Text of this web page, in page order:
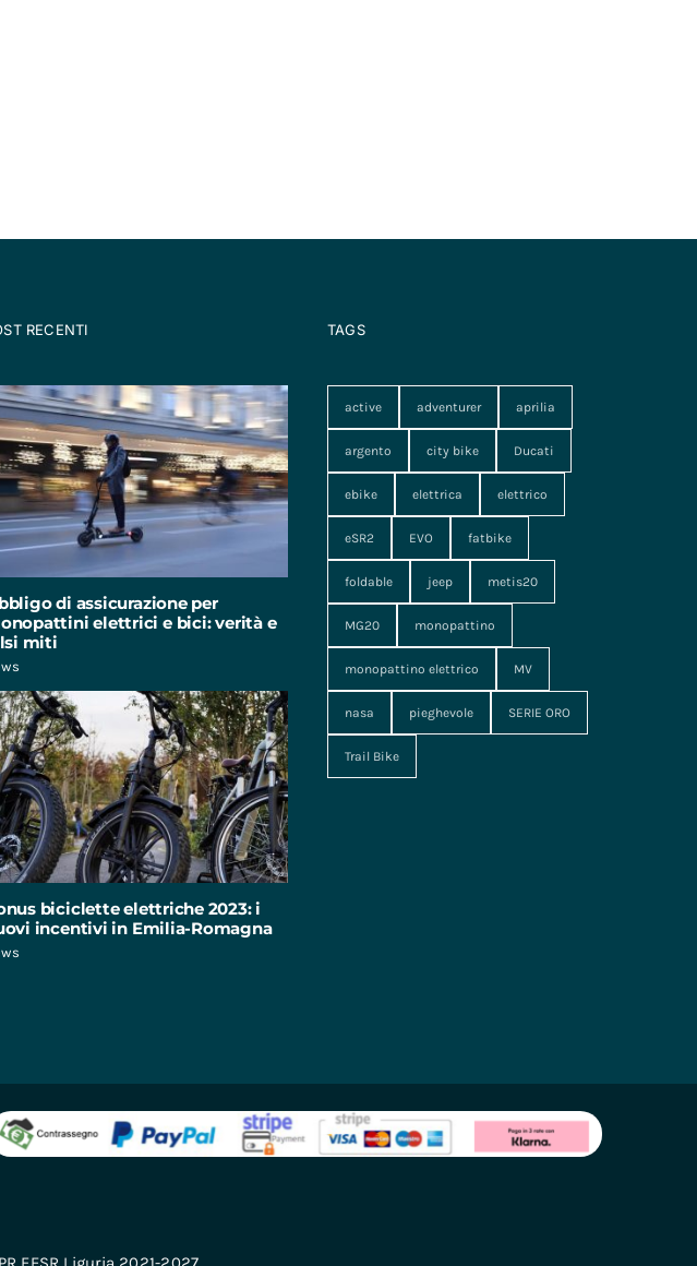
RECENTI
di assicurazione per
elettrici e bici: verità e
miti
biciclette elettriche 2023: i
incentivi in Emilia-Romagna
TAGS
active adventurer aprilia
argento city bike Ducati
ebike elettrica elettrico
eSR2 EVO fatbike
foldable jeep metis20
MG20 monopattino
monopattino elettrico MV
nasa pieghevole SERIE ORO
Trail Bike